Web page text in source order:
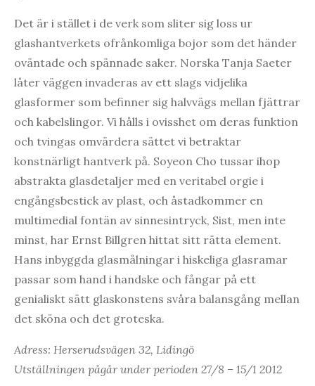
Det är i stället i de verk som sliter sig loss ur
glashantverkets ofrånkomliga bojor som det händer
oväntade och spännade saker. Norska Tanja Saeter
låter väggen invaderas av ett slags vidjelika
glasformer som befinner sig halvvägs mellan fjättrar
och kabelslingor. Vi hålls i ovisshet om deras funktion
och tvingas omvärdera sättet vi betraktar
konstnärligt hantverk på. Soyeon Cho tussar ihop
abstrakta glasdetaljer med en veritabel orgie i
engångsbestick av plast, och åstadkommer en
multimedial fontän av sinnesintryck, Sist, men inte
minst, har Ernst Billgren hittat sitt rätta element.
Hans inbyggda glasmålningar i hiskeliga glasramar
passar som hand i handske och fångar på ett
genialiskt sätt glaskonstens svåra balansgång mellan
det sköna och det groteska.
Adress: Herserudsvägen 32, Lidingö
Utställningen pågår under perioden 27/8 – 15/1 2012